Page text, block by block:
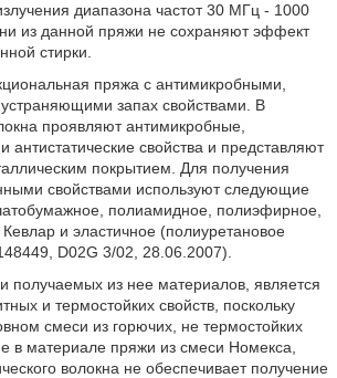
диапазона частот 30 МГц - 1000
из данной пряжи не сохраняют эффект
стирки.
пряжа с антимикробными,
устраняющими запах свойствами. В
проявляют антимикробные,
антистатические свойства и представляют
покрытием. Для получения
свойствами используют следующие
полиамидное, полиэфирное,
и эластичное (полиуретановое
D02G 3/02, 28.06.2007).
получаемых из нее материалов, является
и термостойких свойств, поскольку
смеси из горючих, не термостойких
в материале пряжи из смеси Номекса,
волокна не обеспечивает получение